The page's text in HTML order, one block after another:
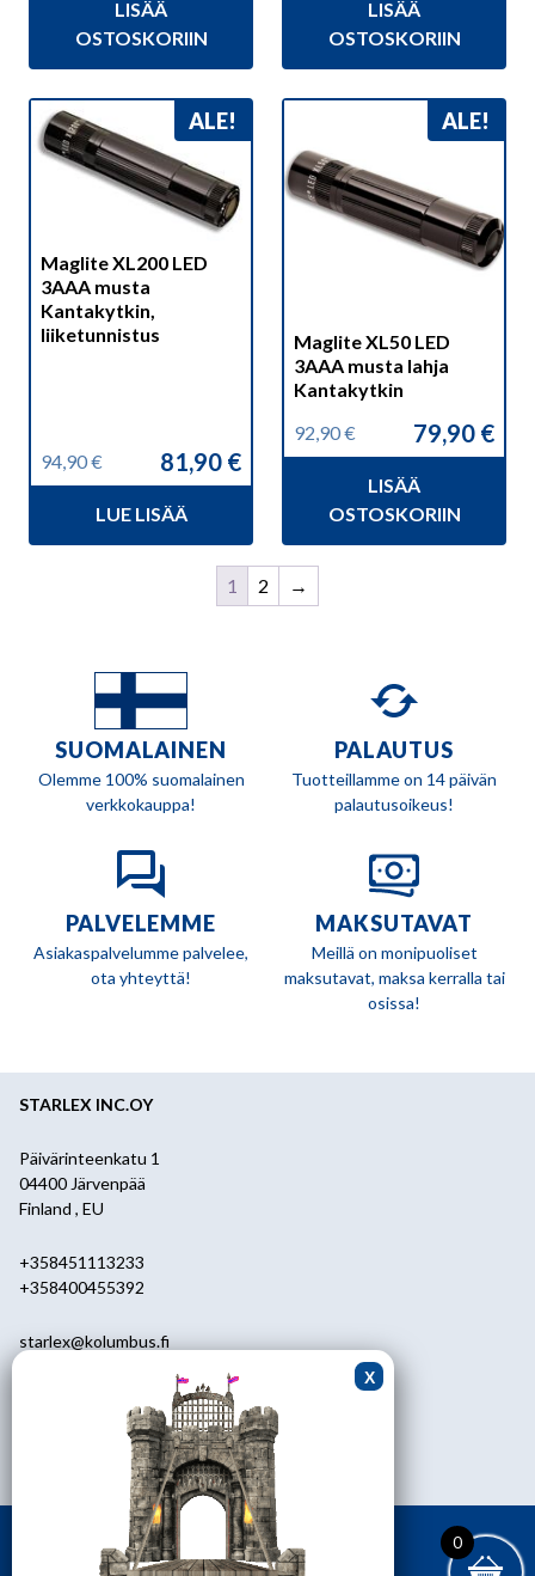
39,95 €.
35,95 €.
LISÄÄ
OSTOSKORIIN
46,95 €.
39,95 €.
LISÄÄ
OSTOSKORIIN
ALE!
Maglite XL200 LED
3AAA musta
Kantakytkin,
liiketunnistus
94,90€
Alkuperäinen
hinta
94,90 €.
81,90 €
Nykyinen
hinta
81,90 €.
LUE LISÄÄ
ALE!
Maglite XL50 LED
3AAA musta lahja
Kantakytkin
92,90€
Alkuperäinen
hinta
92,90 €.
79,90 €
Nykyinen
hinta
79,90 €.
LISÄÄ
OSTOSKORIIN
1 2 →
SUOMALAINEN
Olemme 100% suomalainen
verkkokauppa!
PALAUTUS
Tuotteillamme on 14 päivän
palautusoikeus!
PALVELEMME
Asiakaspalvelumme palvelee,
ota yhteyttä!
MAKSUTAVAT
Meillä on monipuoliset
maksutavat, maksa kerralla tai
osissa!
STARLEX INC.OY
Päivärinteenkatu 1
04400 Järvenpää
Finland , EU
+358451113233
+358400455392
starlex@kolumbus.fi
ark.klo 08.30-17.00
0